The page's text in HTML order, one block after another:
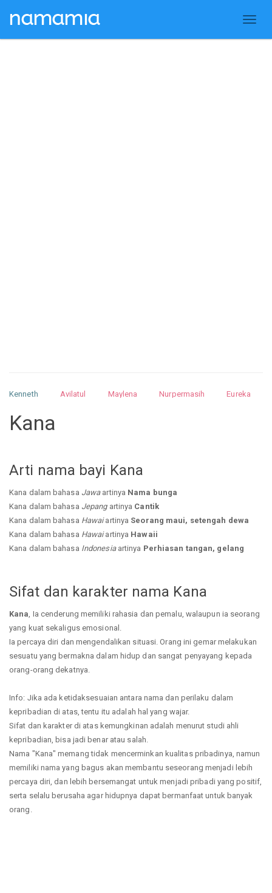
Kenneth Avilatul Maylena Nurpermasih
Eureka
Nurhilman
Kana
Arti nama bayi Kana
Kana dalam bahasa Jawaartinya Nama bunga
Kana dalam bahasa Jepangartinya Cantik
Kana dalam bahasa Hawaiartinya Seorang maui, setengah dewa
Kana dalam bahasa Hawaiartinya Hawaii
Kana dalam bahasa Indonesiaartinya Perhiasan tangan, gelang
Sifat dan karakter nama Kana
Kana , Ia cenderung memiliki rahasia dan pemalu, walaupun ia seorang
yang kuat sekaligus emosional.
Ia percaya diri dan mengendalikan situasi. Orang ini gemar melakukan
sesuatu yang bermakna dalam hidup dan sangat penyayang kepada
orang-orang dekatnya.
Info: Jika ada ketidaksesuaian antara nama dan perilaku dalam
kepribadian di atas, tentu itu adalah hal yang wajar.
Sifat dan karakter di atas kemungkinan adalah menurut studi ahli
kepribadian, bisa jadi benar atau salah.
Nama "Kana" memang tidak mencerminkan kualitas pribadinya, namun
memiliki nama yang bagus akan membantu seseorang menjadi lebih
percaya diri, dan lebih bersemangat untuk menjadi pribadi yang positif,
serta selalu berusaha agar hidupnya dapat bermanfaat untuk banyak
orang.